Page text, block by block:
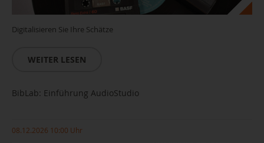
Digitalisieren Sie Ihre Schätze
WEITER LESEN
BibLab: Einführung AudioStudio
08.12.2026 10:00 Uhr